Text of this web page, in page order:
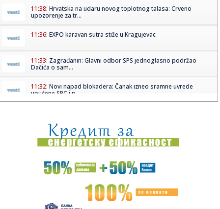
11:38: Hrvatska na udaru novog toplotnog talasa: Crveno
upozorenje za tr...
11:36: EXPO karavan sutra stiže u Kragujevac
11:33: Zagrađanin: Glavni odbor SPS jednoglasno podržao
Dačića o sam...
11:32: Novi napad blokadera: Čanak izneo sramne uvrede
upućene SPC i p...
11:31:Denver kao da radi protiv Jokića: Nikola ostao bez velike
podr...
11:31:TRAGEDIJA KOJA JE POTRESLA NBA: Poznat uzrok smrti NBA
košarka...
Jovana brutalno pecnula Dragana nakon veridbe: